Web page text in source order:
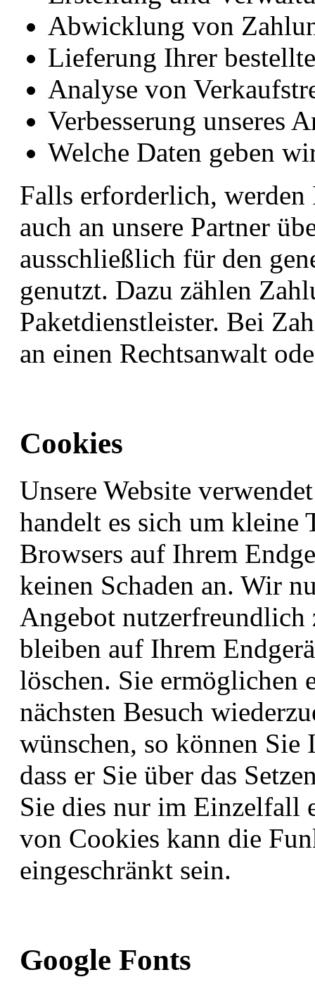
Abwicklung von
Lieferung Ihrer
Analyse von
Verbesserung unseres
Welche Daten geben
Falls erforderlich, werden
auch an unsere Partner
ausschließlich für den
genutzt. Dazu zählen
Paketdienstleister. Bei
an einen Rechtsanwalt
Cookies
Unsere Website
handelt es sich um kleine
Browsers auf Ihrem
keinen Schaden an. Wir
Angebot nutzerfreundlich
bleiben auf Ihrem
löschen. Sie ermöglichen
nächsten Besuch
wünschen, so können
dass er Sie über das
Sie dies nur im Einzelfall
von Cookies kann die
eingeschränkt sein.
Google Fonts